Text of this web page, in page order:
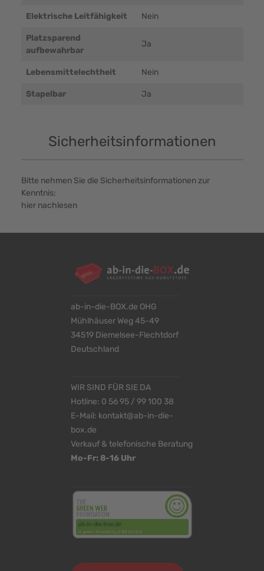
Elektrische Leitfähigkeit Nein
Platzsparend
aufbewahrbar
Ja
Lebensmittelechtheit Nein
Stapelbar Ja
Sicherheitsinformationen
Bitte nehmen Sie die Sicherheitsinformationen zur
Kenntnis:
hier nachlesen
ab-in-die-BOX.de OHG
Mühlhäuser Weg 45-49
34519 Diemelsee-Flechtdorf
Deutschland
WIR SIND FÜR SIE DA
Hotline: 0 56 95 / 99 100 38
E-Mail: kontakt@ab-in-die-
box.de
Verkauf & telefonische Beratung
Mo-Fr: 8-16 Uhr